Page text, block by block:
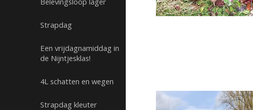
Strapdag
Een vrijdagnamiddag in
de Nijntjesklas!
4L schatten en wegen
Strapdag kleuter